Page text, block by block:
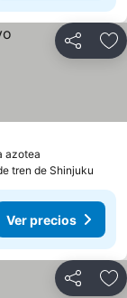
Compartir
azotea
tren de Shinjuku
Ver precios
Compartir